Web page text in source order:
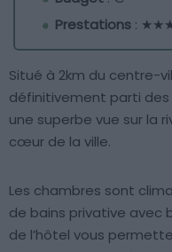
Prestations :
Situé à 2km du centre-
définitivement parti
une superbe vue sur la
cœur de la ville.
Les chambres sont
de bains privative avec
de l’hôtel vous